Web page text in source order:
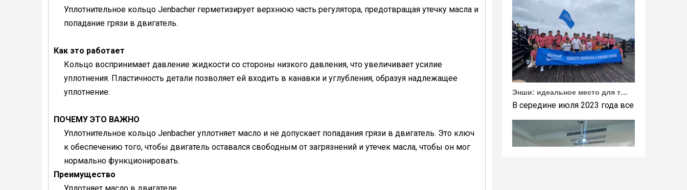
Уплотнительное кольцо Jenbacher герметизирует верхнюю часть регулятора, предотвращая утечку масла и
попадание грязи в двигатель.
Как это работает
Кольцо воспринимает давление жидкости со стороны низкого давления, что увеличивает усилие
уплотнения. Пластичность детали позволяет ей входить в канавки и углубления, образуя надлежащее
уплотнение.
ПОЧЕМУ ЭТО ВАЖНО
Уплотнительное кольцо Jenbacher уплотняет масло и не допускает попадания грязи в двигатель. Это ключ
к обеспечению того, чтобы двигатель оставался свободным от загрязнений и утечек масла, чтобы он мог
нормально функционировать.
Преимущество
Энши: идеальное место для тимбилдинга Weyeah
В середине июля 2023 года все